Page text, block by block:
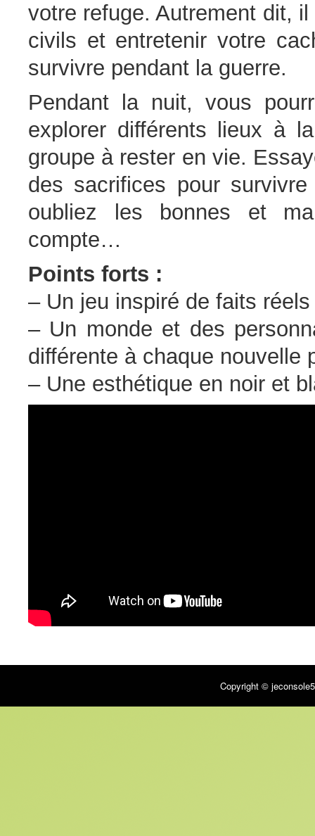
votre refuge. Autrement dit,
civils et entretenir votre
survivre pendant la guerre.
Pendant la nuit, vous
explorer différents lieux à
groupe à rester en vie.
des sacrifices pour
oubliez les bonnes et
compte…
Points forts :
– Un jeu inspiré de faits réels
– Un monde et des
différente à chaque nouvelle
– Une esthétique en noir et
Copyright ©